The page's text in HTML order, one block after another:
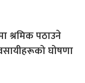
श्रमिक पठाउने
घोषणा